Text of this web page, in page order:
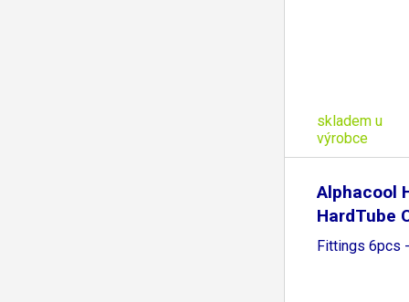
skladem u
výrobce
Alphacool
HardTube
Fittings 6pcs